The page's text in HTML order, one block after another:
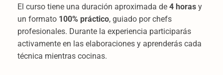
El curso tiene una duración aproximada de 4 horas y
un formato 100% práctico, guiado por chefs
profesionales. Durante la experiencia participarás
activamente en las elaboraciones y aprenderás cada
técnica mientras cocinas.